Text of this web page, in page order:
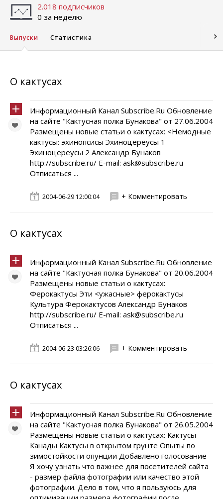
2.018 подписчиков
0 за неделю
Выпуски Статистика
О кактусах
Информационный Канал Subscribe.Ru Обновление
на сайте "Кактусная полка Бунакова" от 27.06.2004
Размещены новые статьи о кактусах: <Немодные
кактусы: эхинопсисы Эхиноцереусы 1
Эхиноцереусы 2 Александр Бунаков
http://subscribe.ru/ E-mail: ask@subscribe.ru
Отписаться ...
2004-06-29 12:00:04 + Комментировать
О кактусах
Информационный Канал Subscribe.Ru Обновление
на сайте "Кактусная полка Бунакова" от 20.06.2004
Размещены новые статьи о кактусах:
Ферокактусы Эти <ужасные> ферокактусы
Культура Ферокактусов Александр Бунаков
http://subscribe.ru/ E-mail: ask@subscribe.ru
Отписаться ...
2004-06-23 03:26:06 + Комментировать
О кактусах
Информационный Канал Subscribe.Ru Обновление
на сайте "Кактусная полка Бунакова" от 26.05.2004
Размещены новые статьи о кактусах: Кактусы
Канады Кактусы в открытом грунте Опыты по
зимостойкости опунции Добавлено голосование
Я хочу узнать что важнее для посетителей сайта
- размер файла фотографии или качество этой
фотографии. Дело в том, что я пользуюсь для